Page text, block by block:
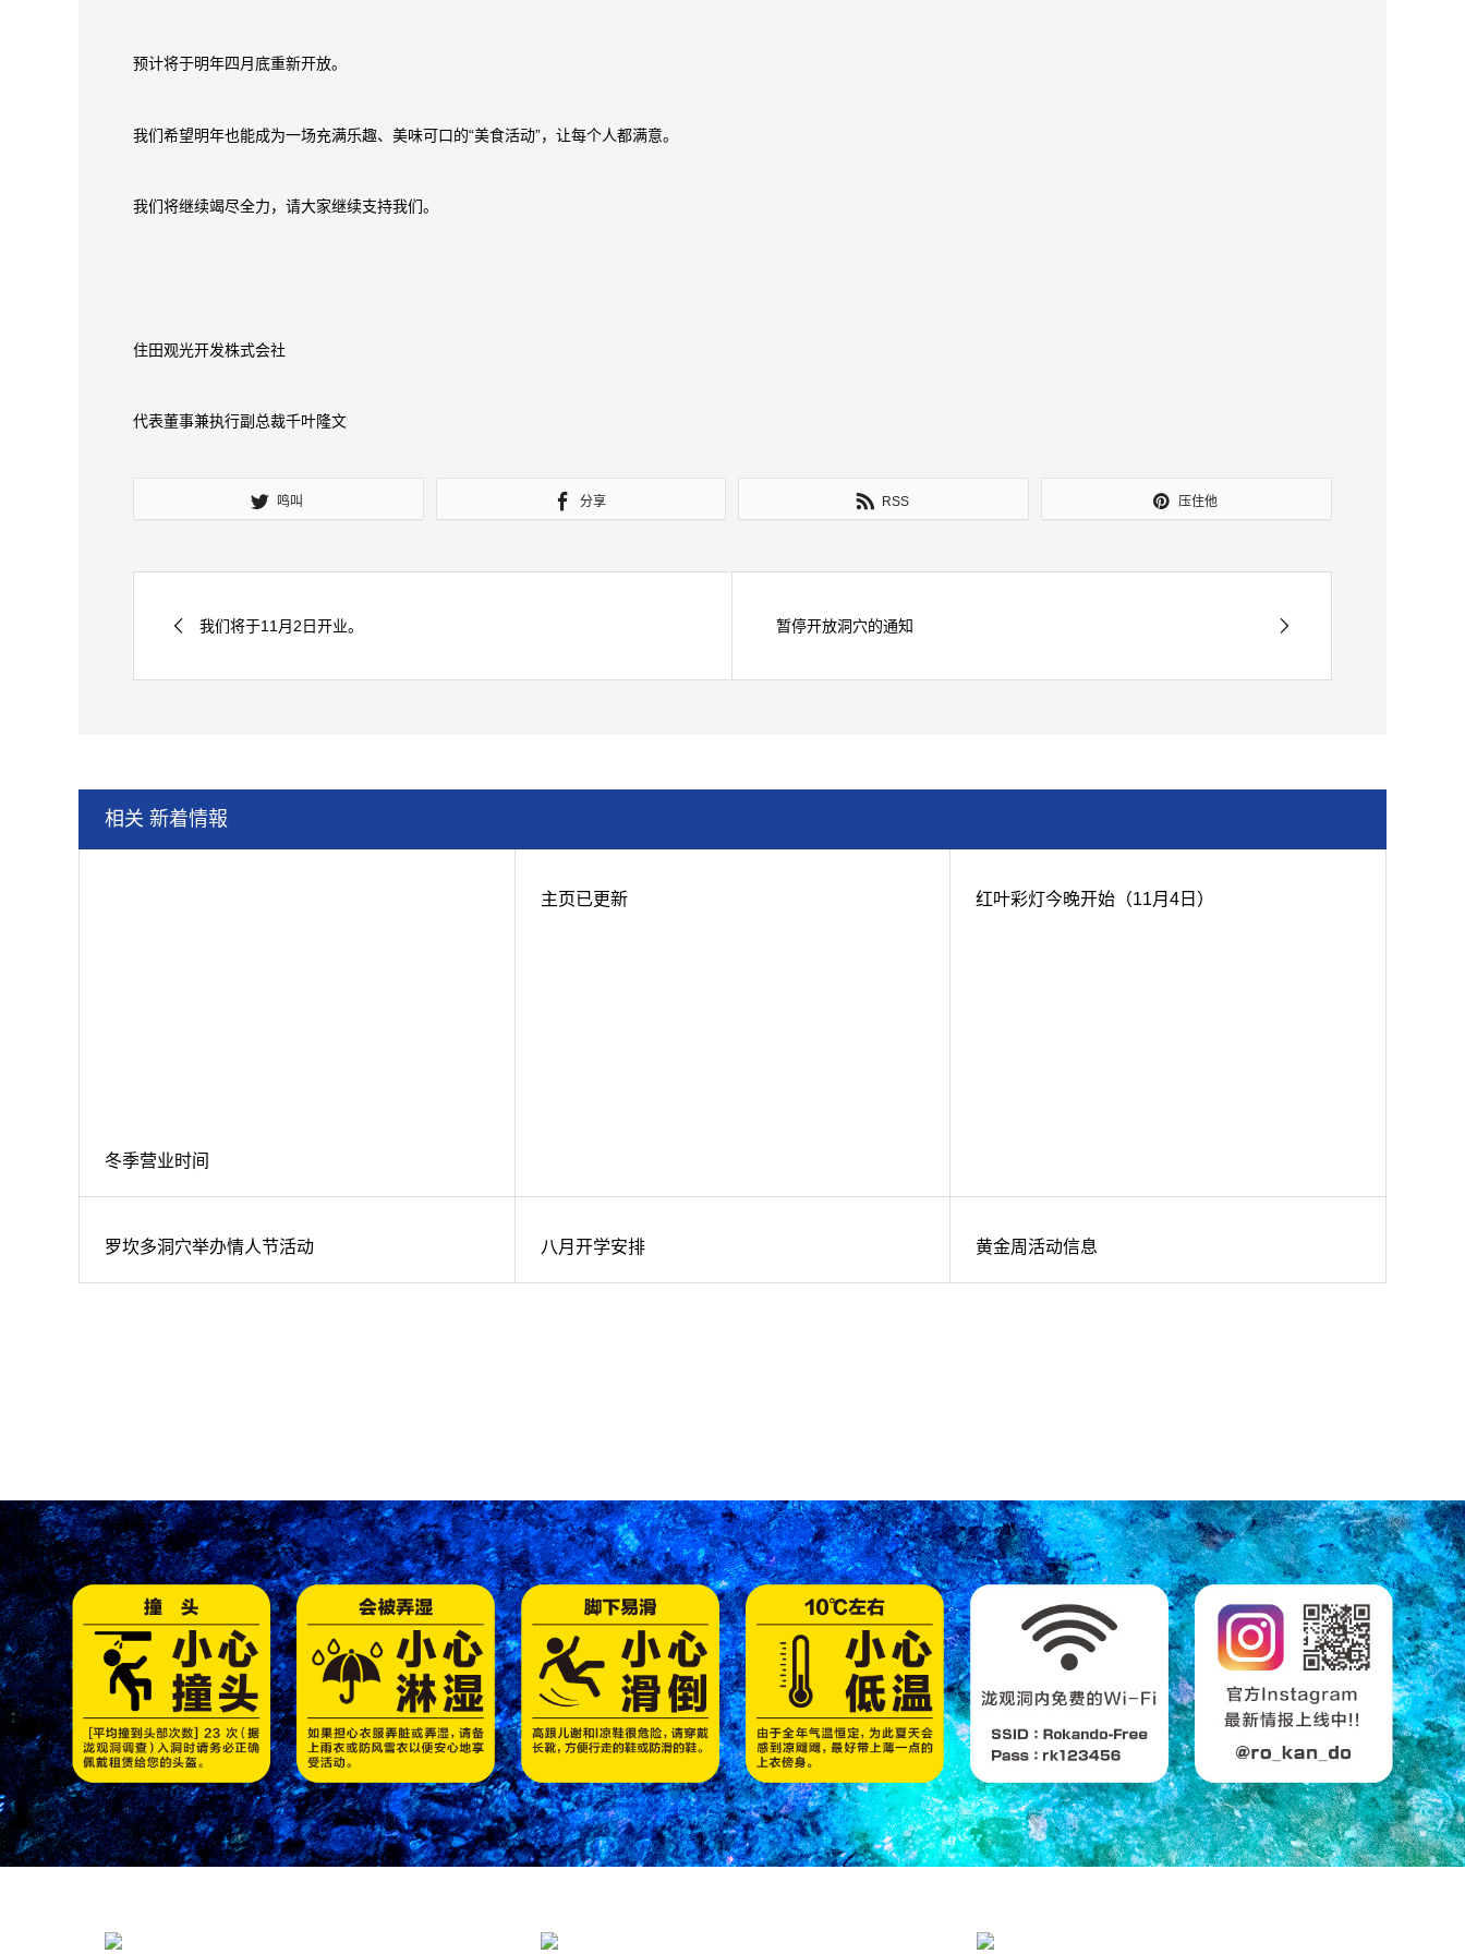
预计将于明年四月底重新开放。
我们希望明年也能成为一场充满乐趣、美味可口的“美食活动”，让每个人都满意。
我们将继续竭尽全力，请大家继续支持我们。
住田观光开发株式会社
代表董事兼执行副总裁千叶隆文
鸣叫 分享 RSS 压住他
我们将于11月2日开业。 暂停开放洞穴的通知
相关 新着情報
主页已更新 红叶彩灯今晚开始（11月4日）
TEL：0192-48-2756 / FAX：0192-48-3250 / MAIL：info@rokando.jp